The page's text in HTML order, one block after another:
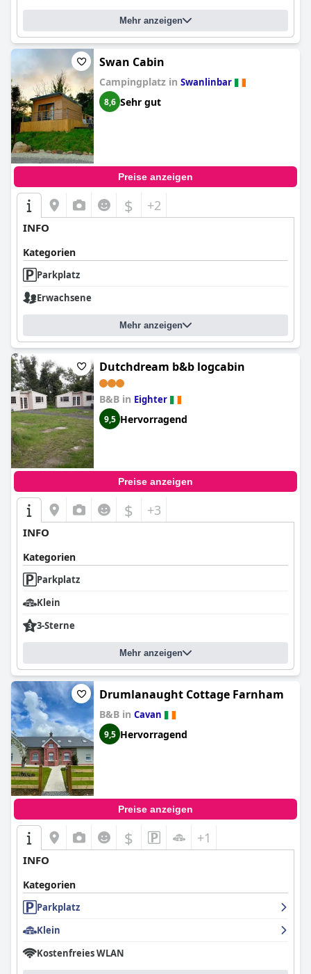
Mehr anzeigen
Swan Cabin
Campingplatz in Swanlinbar
8,6 Sehr gut
Preise anzeigen
$ +2
INFO
Kategorien
Parkplatz
Erwachsene
Mehr anzeigen
Dutchdream b&b logcabin
B&B in Eighter
9,5 Hervorragend
Preise anzeigen
$ +3
INFO
Kategorien
Parkplatz
Klein
3-Sterne
Mehr anzeigen
Drumlanaught Cottage Farnham
B&B in Cavan
9,5 Hervorragend
Preise anzeigen
$ +1
INFO
Kategorien
Parkplatz
Klein
Kostenfreies WLAN